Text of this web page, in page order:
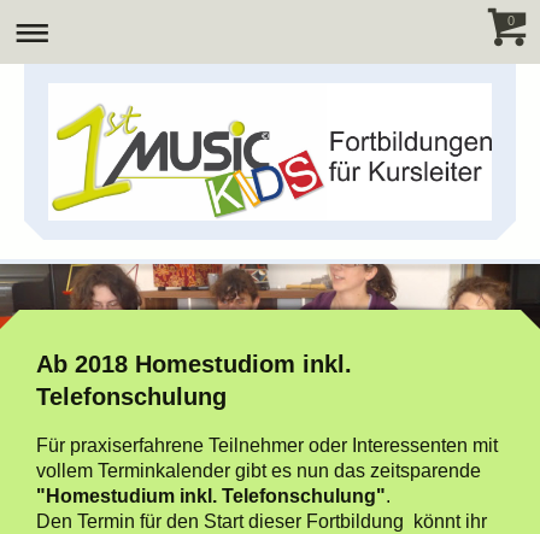
0
Ab 2018 Homestudiom inkl.
Telefonschulung
Für praxiserfahrene Teilnehmer oder Interessenten mit
vollem Terminkalender gibt es nun das zeitsparende
"Homestudium inkl. Telefonschulung".
Den Termin für den Start dieser Fortbildung könnt ihr